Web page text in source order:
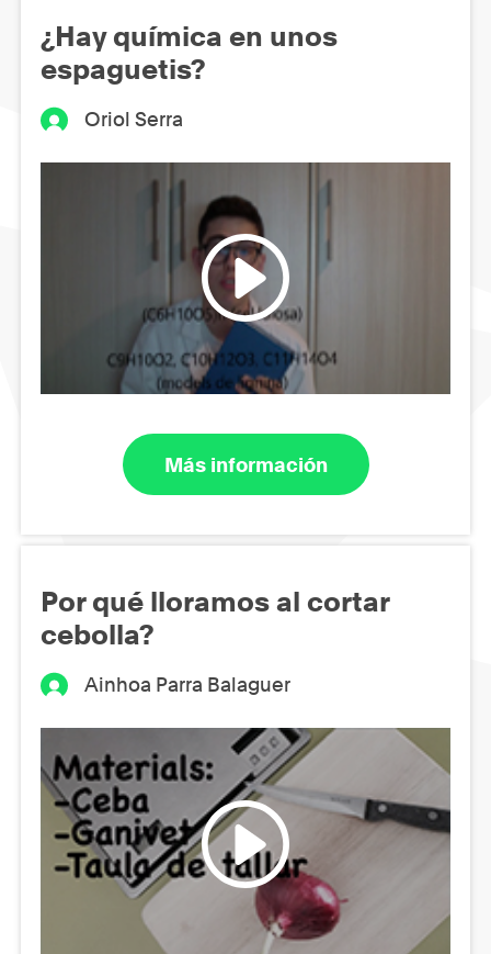
¿Hay química en unos
espaguetis?
Oriol Serra
Más información
Por qué lloramos al cortar
cebolla?
Ainhoa Parra Balaguer